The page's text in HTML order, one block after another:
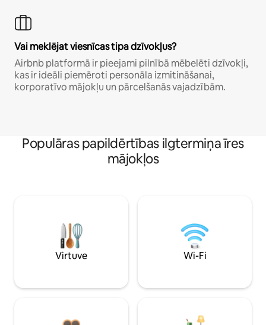
Vai meklējat viesnīcas tipa dzīvokļus?
Airbnb platformā ir pieejami pilnībā mēbelēti dzīvokļi,
kas ir ideāli piemēroti personāla izmitināšanai,
korporatīvo mājokļu un pārcelšanās vajadzībām.
Populāras papildērtības ilgtermiņa īres
mājokļos
Virtuve Wi-Fi